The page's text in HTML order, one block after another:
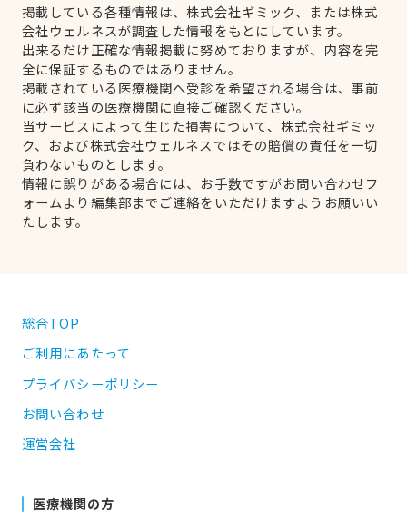
掲載している各種情報は、株式会社ギミック、または株式
会社ウェルネスが調査した情報をもとにしています。
出来るだけ正確な情報掲載に努めておりますが、内容を完
全に保証するものではありません。
掲載されている医療機関へ受診を希望される場合は、事前
に必ず該当の医療機関に直接ご確認ください。
当サービスによって生じた損害について、株式会社ギミッ
ク、および株式会社ウェルネスではその賠償の責任を一切
負わないものとします。
情報に誤りがある場合には、お手数ですがお問い合わせフ
ォームより編集部までご連絡をいただけますようお願いい
たします。
総合TOP
ご利用にあたって
プライバシーポリシー
お問い合わせ
運営会社
医療機関の方